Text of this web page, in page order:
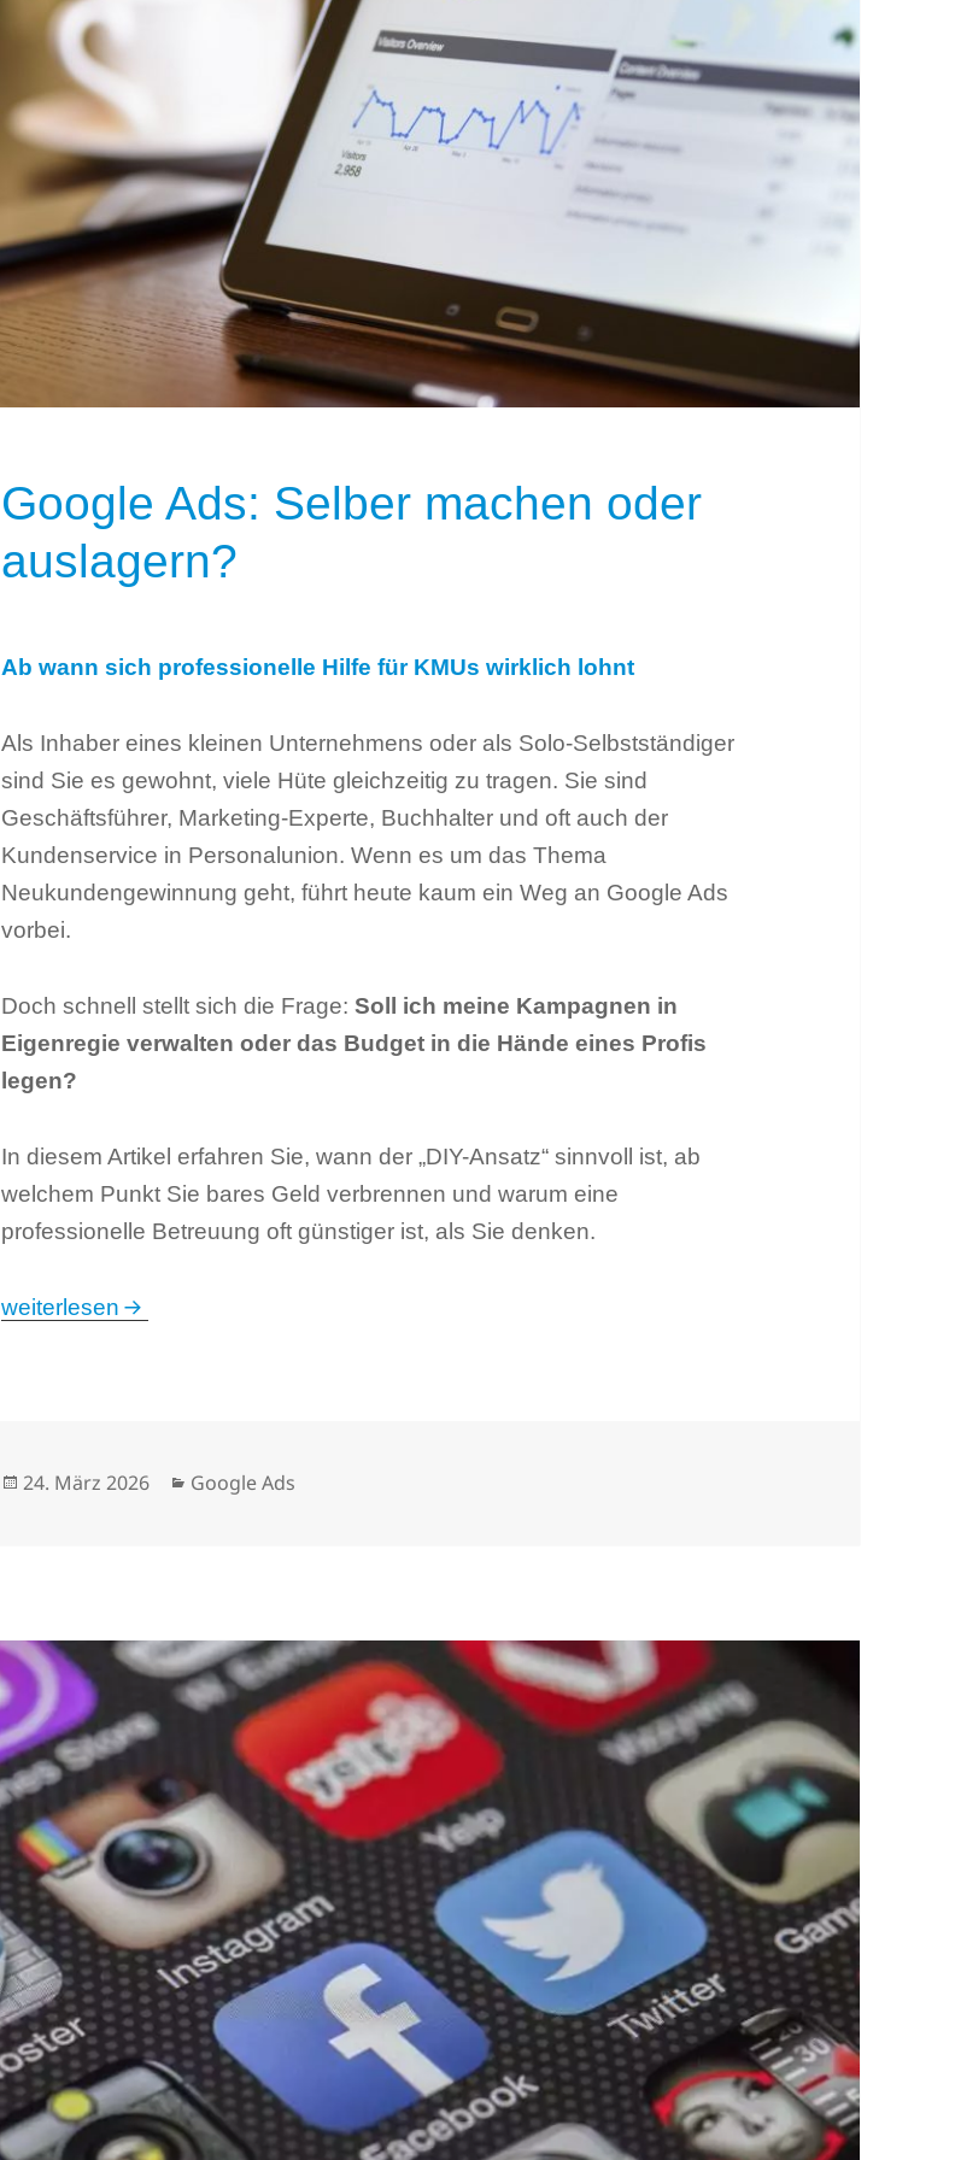
Google Ads: Selber machen oder
auslagern?
Ab wann sich professionelle Hilfe für KMUs wirklich lohnt
Als Inhaber eines kleinen Unternehmens oder als Solo-Selbstständiger
sind Sie es gewohnt, viele Hüte gleichzeitig zu tragen. Sie sind
Geschäftsführer, Marketing-Experte, Buchhalter und oft auch der
Kundenservice in Personalunion. Wenn es um das Thema
Neukundengewinnung geht, führt heute kaum ein Weg an Google Ads
vorbei.
Doch schnell stellt sich die Frage:Soll ich meine Kampagnen in
Eigenregie verwalten oder das Budget in die Hände eines Profis
legen?
In diesem Artikel erfahren Sie, wann der „DIY-Ansatz“ sinnvoll ist, ab
welchem Punkt Sie bares Geld verbrennen und warum eine
professionelle Betreuung oft günstiger ist, als Sie denken.
Google Ads: Selber machen oder auslagern?
weiterlesen
Veröffentlicht
24. März 2026 Kategorien
Google Ads